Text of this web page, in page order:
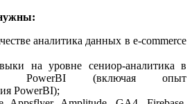
аналитика данных в e-commerce
на уровне сениор-аналитика в
PowerBI (включая опыт
PowerBI);